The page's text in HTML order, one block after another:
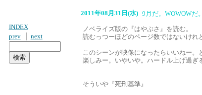
INDEX
prev｜ next
2011年08月31日(水) 9月だ。WOWOWだ
ノベライズ版の『はやぶさ』を読む。
読むっつーほどのページ数ではないけれ
このシーンが映像になったらいいねー。
楽しみー。いやいや。ハードル上げ過ぎ
そういや『死刑基準』